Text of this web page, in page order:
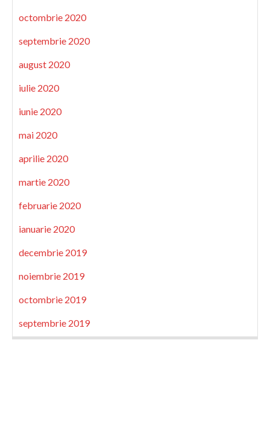
octombrie 2020
septembrie 2020
august 2020
iulie 2020
iunie 2020
mai 2020
aprilie 2020
martie 2020
februarie 2020
ianuarie 2020
decembrie 2019
noiembrie 2019
octombrie 2019
septembrie 2019